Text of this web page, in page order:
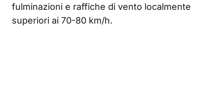
fulminazioni e raffiche di vento localmente
superiori ai 70-80 km/h.